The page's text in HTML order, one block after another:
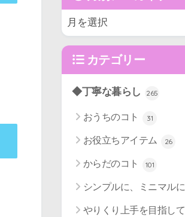
カテゴリー
◆丁寧な暮らし 265
おうちのコト 31
お役立ちアイテム 26
からだのコト 101
シンプルに、ミニマルに
やりくり上手を目指して